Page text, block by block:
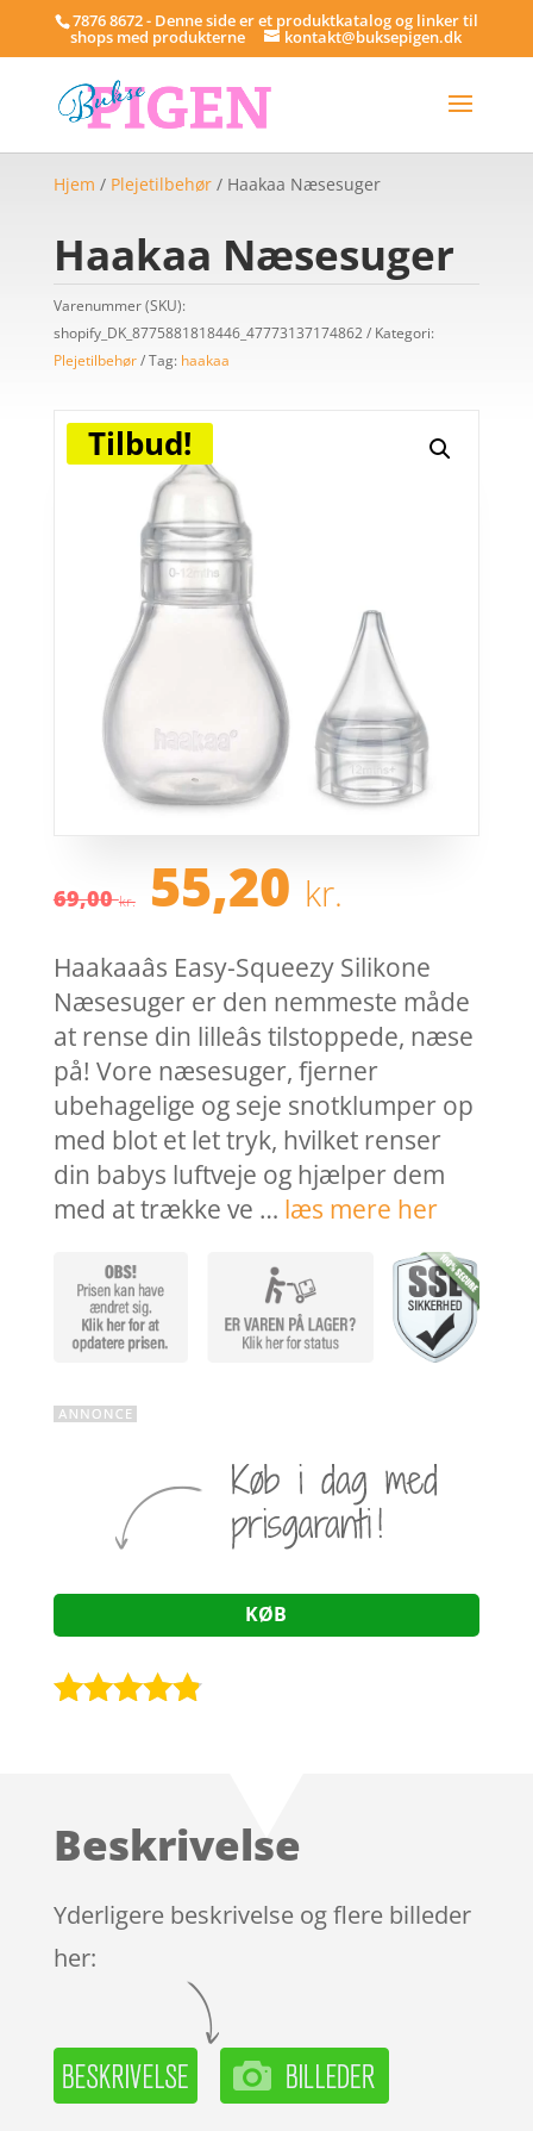
7876 8672 - Denne side er et produktkatalog og linker til
shops med produkterne kontakt@buksepigen.dk
Hjem / Plejetilbehør/ Haakaa Næsesuger
Haakaa Næsesuger
Varenummer (SKU):
shopify_DK_8775881818446_47773137174862
Kategori:
Plejetilbehør
Tag: haakaa
Tilbud!
69,00kr. Den
oprindelige
pris
var:
69,00 kr..
55,20 kr.
pris
er:
55,20
Haakaaâs Easy-Squeezy Silikone
Næsesuger er den nemmeste måde
at rense din lilleâs tilstoppede, næse
på! Vore næsesuger, fjerner
ubehagelige og seje snotklumper op
med blot et let tryk, hvilket renser
din babys luftveje og hjælper dem
med at trække ve … læs mere her
KØB
kundebedø
Beskrivelse
Yderligere beskrivelse og flere billeder
her: